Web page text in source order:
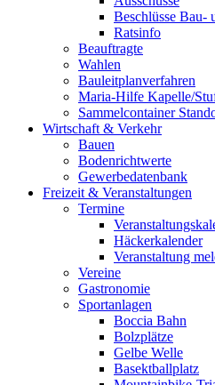
Beschlüsse Bau-
Ratsinfo
Beauftragte
Wahlen
Bauleitplanverfahren
Maria-Hilfe Kapelle/
Sammelcontainer
Wirtschaft & Verkehr
Bauen
Bodenrichtwerte
Gewerbedatenbank
Freizeit & Veranstaltungen
Termine
Häckerkalender
Veranstaltung
Vereine
Gastronomie
Sportanlagen
Boccia Bahn
Bolzplätze
Gelbe Welle
Basektballplatz